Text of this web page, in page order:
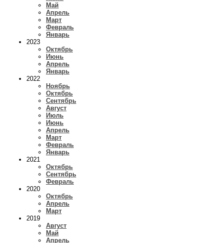
Май
Апрель
Март
Февраль
Январь
2023
Октябрь
Июнь
Апрель
Январь
2022
Ноябрь
Октябрь
Сентябрь
Август
Июль
Июнь
Апрель
Март
Февраль
Январь
2021
Октябрь
Сентябрь
Февраль
2020
Октябрь
Апрель
Март
2019
Август
Май
Апрель